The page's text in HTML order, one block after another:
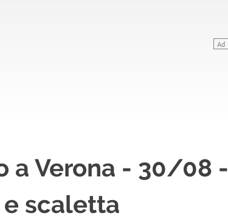
a Verona - 30/08 -
scaletta